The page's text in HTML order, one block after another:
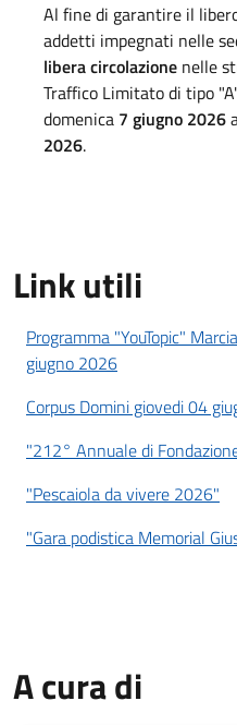
Al fine di garantire il
addetti impegnati nelle
libera circolazione nelle
Traffico Limitato di tipo
domenica 7 giugno 2026
2026.
Link utili
link utili notizia
Programma "YouTopic"
giugno 2026
Corpus Domini giovedi 04
"212° Annuale di
"Pescaiola da vivere 2026"
"Gara podistica Memorial
A cura di